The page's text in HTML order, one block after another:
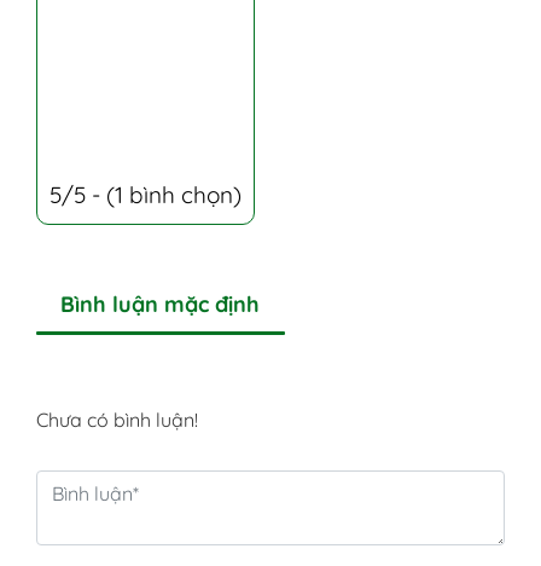
5/5 - (1 bình chọn)
Bình luận mặc định
Chưa có bình luận!